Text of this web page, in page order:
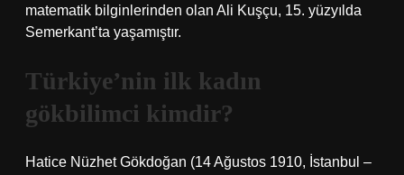
matematik bilginlerinden olan Ali Kuşçu, 15. yüzyılda
Semerkant’ta yaşamıştır.
Türkiye’nin ilk kadın
gökbilimci kimdir?
Hatice Nüzhet Gökdoğan (14 Ağustos 1910, İstanbul –